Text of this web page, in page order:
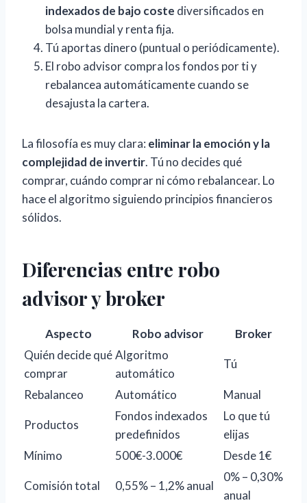
indexados de bajo coste diversificados en
bolsa mundial y renta fija.
Tú aportas dinero (puntual o periódicamente).
El robo advisor compra los fondos por ti y
rebalancea automáticamente cuando se
desajusta la cartera.
La filosofía es muy clara: eliminar la emoción y la
complejidad de invertir. Tú no decides qué
comprar, cuándo comprar ni cómo rebalancear. Lo
hace el algoritmo siguiendo principios financieros
sólidos.
Diferencias entre robo
advisor y broker
Aspecto Robo advisor
Broker
Quién decide qué
comprar
Algoritmo
automático
Tú
Rebalanceo Automático Manual
Productos
Fondos indexados
predefinidos
Lo que tú
elijas
Mínimo
500€-3.000€ Desde 1€
Comisión total 0,55% – 1,2% anual
0% – 0,30%
anual